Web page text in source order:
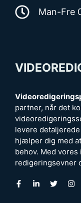
Man-Fre
partner, når det
levere
hjælper dig med
behov. Med
redigeringsevner